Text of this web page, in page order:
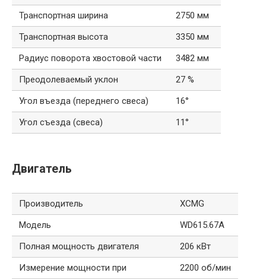
Транспортная ширина
2750 мм
Транспортная высота
3350 мм
Радиус поворота хвостовой части
3482 мм
Преодолеваемый уклон
27 %
Угол въезда (переднего свеса)
16°
Угол съезда (свеса)
11°
Двигатель
Производитель
XCMG
Модель
WD615.67A
Полная мощность двигателя
206 кВт
Измерение мощности при
2200 об/мин